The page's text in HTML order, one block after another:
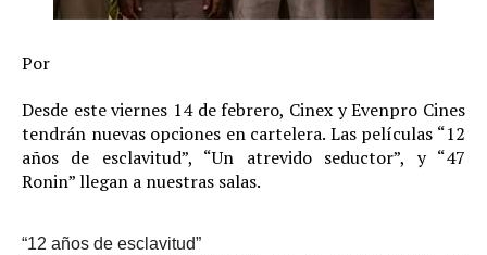
Por
Desde este viernes 14 de febrero, Cinex y Evenpro Cines
tendrán nuevas opciones en cartelera. Las películas “12
años de esclavitud”, “Un atrevido seductor”, y “47
Ronin” llegan a nuestras salas.
“12 años de esclavitud”